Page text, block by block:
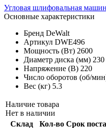
Угловая шлифовальная
Основные характеристики
Бренд DeWalt
Артикул DWE496
Мощность (Вт) 2600
Диаметр диска (мм) 230
Напряжение (В) 220
Число оборотов (об/
Вес (кг) 5.3
Наличие товара
Нет в наличии
Склад
Кол-во Срок